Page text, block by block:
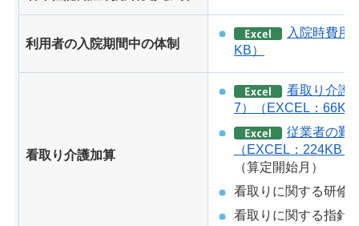
利用者の入院期間中の体制
入院時費用
KB）
看取り介護加算
看取り介護
7）（EXCEL：66KB
従業者の勤
（EXCEL：224KB）
（算定開始月）
看取りに関する研修
看取りに関する指針